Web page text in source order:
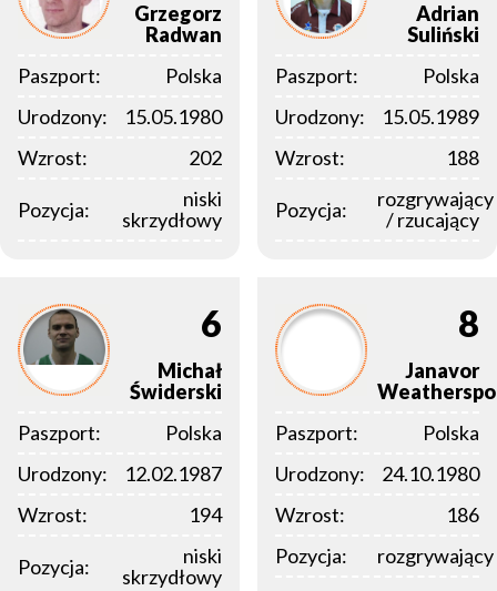
Grzegorz
Radwan
Paszport:
Polska
Urodzony:
15.05.1980
Wzrost:
202
Pozycja:
niski
skrzydłowy
Adrian
Suliński
Paszport:
Polska
Urodzony:
15.05.1989
Wzrost:
188
Pozycja:
rozgrywający
/ rzucający
6
Michał
Świderski
Paszport:
Polska
Urodzony:
12.02.1987
Wzrost:
194
Pozycja:
niski
skrzydłowy
8
Janavor
Paszport:
Polska
Urodzony:
24.10.1980
Wzrost:
186
Pozycja:
rozgrywający